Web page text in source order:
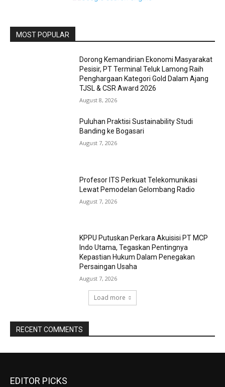
MOST POPULAR
Dorong Kemandirian Ekonomi Masyarakat
Pesisir, PT Terminal Teluk Lamong Raih
Penghargaan Kategori Gold Dalam Ajang
TJSL & CSR Award 2026
August 8, 2026
Puluhan Praktisi Sustainability Studi
Banding ke Bogasari
August 7, 2026
Profesor ITS Perkuat Telekomunikasi
Lewat Pemodelan Gelombang Radio
August 7, 2026
KPPU Putuskan Perkara Akuisisi PT MCP
Indo Utama, Tegaskan Pentingnya
Kepastian Hukum Dalam Penegakan
Persaingan Usaha
August 7, 2026
Load more
RECENT COMMENTS
EDITOR PICKS